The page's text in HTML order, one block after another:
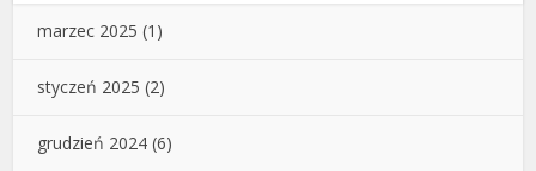
marzec 2025 (1)
styczeń 2025 (2)
grudzień 2024 (6)